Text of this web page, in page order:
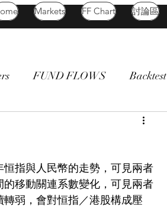
Markets FF Chart 討論區
FUND FLOWS Backtest
Oil
指與人民幣的走勢，可見兩者
移動關連系數變化，可見兩者
弱，會對恒指／港股構成壓